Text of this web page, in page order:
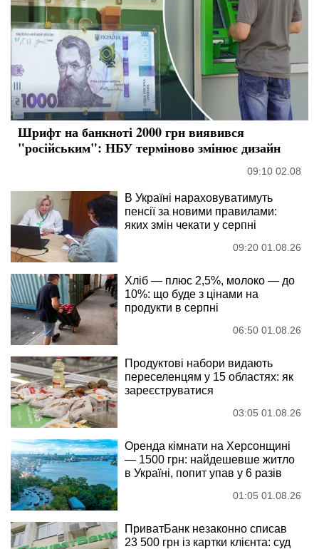
Шрифт на банкноті 2000 грн виявився
"російським": НБУ терміново змінює дизайн
09:10 02.08
В Україні нараховуватимуть
пенсії за новими правилами:
яких змін чекати у серпні
09:20 01.08.26
Хліб — плюс 2,5%, молоко — до
10%: що буде з цінами на
продукти в серпні
06:50 01.08.26
Продуктові набори видають
переселенцям у 15 областях: як
зареєструватися
03:05 01.08.26
Оренда кімнати на Херсонщині
— 1500 грн: найдешевше житло
в Україні, попит упав у 6 разів
01:05 01.08.26
ПриватБанк незаконно списав
23 500 грн із картки клієнта: суд